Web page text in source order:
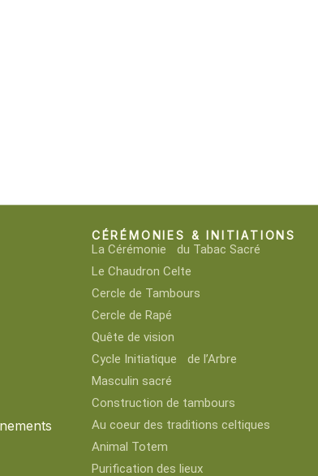
CÉRÉMONIES & INITIATIONS
La Cérémonie du Tabac Sacré
Le Chaudron Celte
Cercle de Tambours
Cercle de Rapé
Quête de vision
Cycle Initiatique de l’Arbre
Masculin sacré
Construction de tambours
Au coeur des traditions celtiques
Animal Totem
Purification des lieux